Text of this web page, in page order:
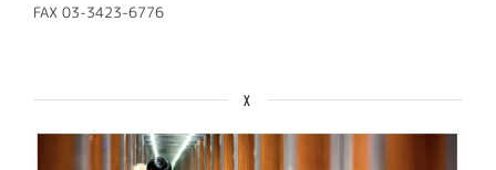
FAX 03-3423-6776
X